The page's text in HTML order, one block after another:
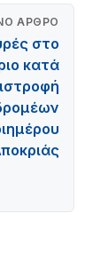
ΆΡΘΡΟ
στο
κατά